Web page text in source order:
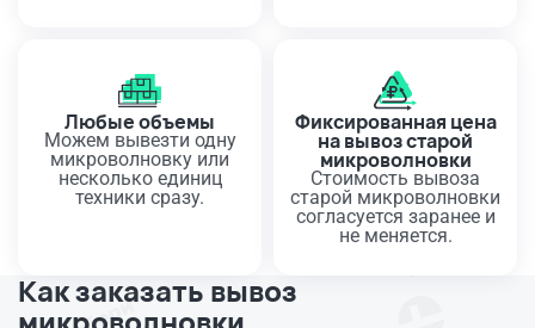
Любые объемы
Можем вывезти одну
микроволновку или
несколько единиц
техники сразу.
Фиксированная цена
на вывоз старой
микроволновки
Стоимость вывоза
старой микроволновки
согласуется заранее и
не меняется.
Как заказать вывоз